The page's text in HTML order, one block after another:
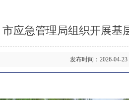
市应急管理局组织开展基
发布时间：2026-